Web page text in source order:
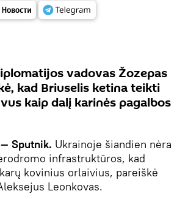
vadovas Žozepas
kad Briuselis ketina teikti
kaip dalį karinės pagalbos
Sputnik. Ukrainoje šiandien nėra
infrastruktūros, kad
kovinius orlaivius, pareiškė
Leonkovas.